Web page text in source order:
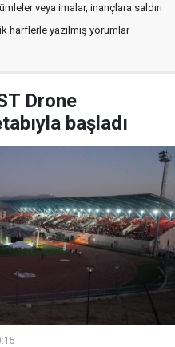
veya imalar, inançlara saldırı
harflerle yazılmış yorumlar
Drone
başladı